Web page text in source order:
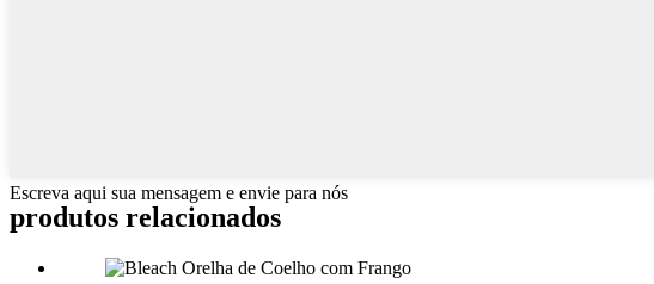
Escreva aqui sua mensagem e envie para nós
produtos relacionados